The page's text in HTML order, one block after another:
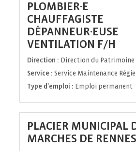
PLOMBIER·E
CHAUFFAGISTE
DÉPANNEUR·EUSE
VENTILATION F/H
Direction : Direction du
Service : Service Maintenance Régie
Type d'emploi : Emploi permanent
PLACIER MUNICIPAL
MARCHES DE